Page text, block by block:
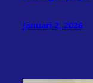
Januari 2, 2026